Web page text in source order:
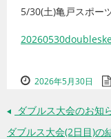
5/30(土)亀戸スポー
2026年5月30日
ダブルス大会のお知
ダブルス大会(2日目)の